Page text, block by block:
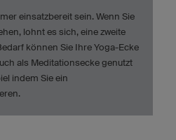
einsatzbereit sein. Wenn Sie
lohnt es sich, eine zweite
können Sie Ihre Yoga-Ecke
als Meditationsecke genutzt
indem Sie ein